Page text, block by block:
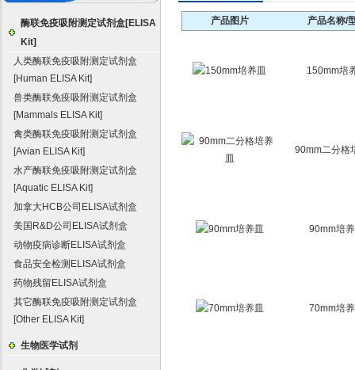
酶联免疫吸附测定试剂盒[ELISA
Kit]
人类酶联免疫吸附测定试剂盒
[Human ELISA Kit]
兽类酶联免疫吸附测定试剂盒
[Mammals ELISA Kit]
禽类酶联免疫吸附测定试剂盒
[Avian ELISA Kit]
水产酶联免疫吸附测定试剂盒
[Aquatic ELISA Kit]
加拿大HCB公司ELISA试剂盒
美国R&D公司ELISA试剂盒
动物疫病诊断ELISA试剂盒
食品安全检测ELISA试剂盒
药物残留ELISA试剂盒
其它酶联免疫吸附测定试剂盒
[Other ELISA Kit]
生物医学试剂
产品图片 产品名称/
150mm培
90mm二分格
90mm培
70mm培